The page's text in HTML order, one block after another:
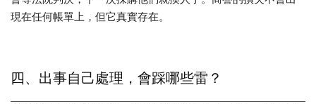
現在任何帳單上，但它真實存在。
四、出事自己處理，會踩哪些雷？